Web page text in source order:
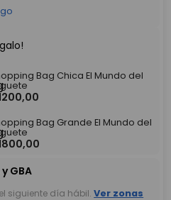
Bag Chica El Mundo del
,00
Bag Grande El Mundo del
,00
GBA
siguiente día hábil. Ver zonas